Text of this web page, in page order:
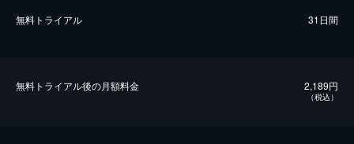
無料トライアル 31日間
無料トライアル後の⽉額料金 2,189円
（税込）